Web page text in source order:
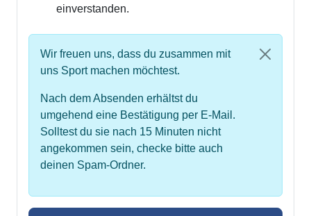
einverstanden.
Wir freuen uns, dass du zusammen mit
uns Sport machen möchtest.
Nach dem Absenden erhältst du
umgehend eine Bestätigung per E-Mail.
Solltest du sie nach 15 Minuten nicht
angekommen sein, checke bitte auch
deinen Spam-Ordner.